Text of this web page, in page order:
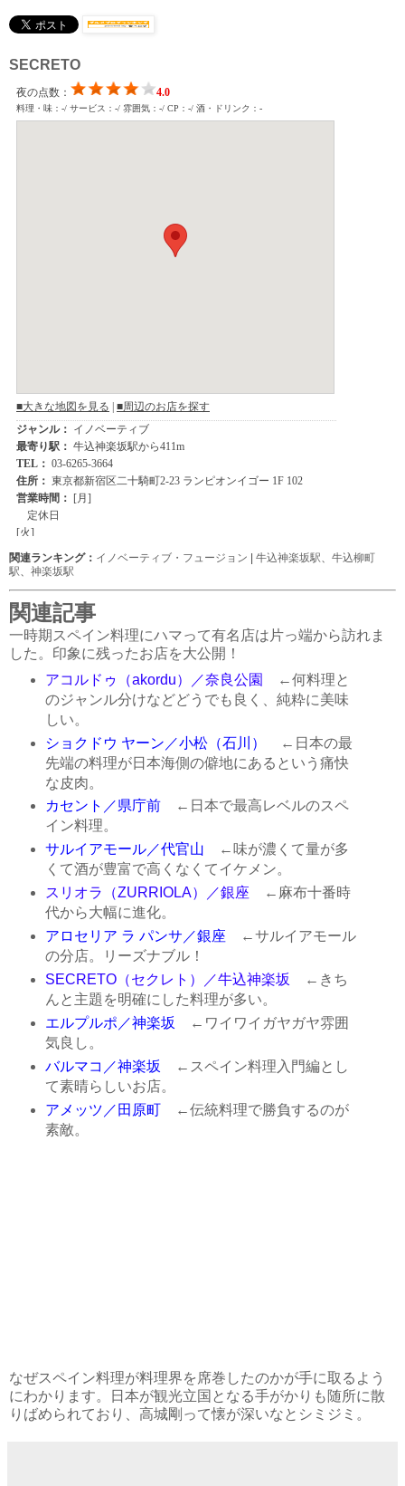
SECRETO
関連ランキング： イノベーティブ・フュージョン | 牛込神楽坂駅
牛込柳町
駅
神楽坂駅
関連記事
一時期スペイン料理にハマって有名店は片っ端から訪れま
した。印象に残ったお店を大公開！
アコルドゥ（akordu）／奈良公園
←何料理と
のジャンル分けなどどうでも良く、純粋に美味
しい。
ショクドウ ヤーン／小松（石川）
←日本の最
先端の料理が日本海側の僻地にあるという痛快
な皮肉。
カセント／県庁前←日本で最高レベルのスペ
イン料理。
サルイアモール／代官山 ←味が濃くて量が多
くて酒が豊富で高くなくてイケメン。
スリオラ（ZURRIOLA）／銀座 ←麻布十番時
代から大幅に進化。
アロセリア ラ パンサ／銀座 ←サルイアモール
の分店。リーズナブル！
SECRETO（セクレト）／牛込神楽坂 ←きち
んと主題を明確にした料理が多い。
エルプルポ／神楽坂 ←ワイワイガヤガヤ雰囲
気良し。
バルマコ／神楽坂 ←スペイン料理入門編とし
て素晴らしいお店。
アメッツ／田原町←伝統料理で勝負するのが
素敵。
なぜスペイン料理が料理界を席巻したのかが手に取るよう
にわかります。日本が観光立国となる手がかりも随所に散
りばめられており、高城剛って懐が深いなとシミジミ。